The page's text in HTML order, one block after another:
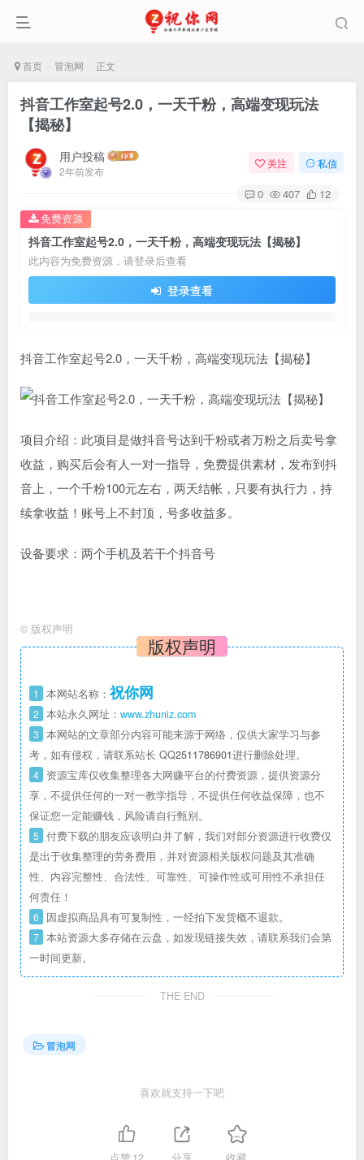
首页 冒泡网 正文
抖音工作室起号2.0，一天千粉，高端变现玩法
【揭秘】
用户投稿
2年前发布
关注 私信
0 407 12
抖音工作室起号2.0，一天千粉，高端变现玩法【揭秘】
此内容为免费资源，请登录后查看
登录查看
免费资源
抖音工作室起号2.0，一天千粉，高端变现玩法【揭秘】
项目介绍：此项目是做抖音号达到千粉或者万粉之后卖号拿
收益，购买后会有人一对一指导，免费提供素材，发布到抖
音上，一个千粉100元左右，两天结帐，只要有执行力，持
续拿收益！账号上不封顶，号多收益多。
设备要求：两个手机及若干个抖音号
© 版权声明
版权声明
1 本网站名称： 祝你网
2 本站永久网址： www.zhuniz.com
3 本网站的文章部分内容可能来源于网络，仅供大家学习与参
考，如有侵权，请联系站长 QQ2511786901进行删除处理。
4 资源宝库仅收集整理各大网赚平台的付费资源，提供资源分
享，不提供任何的一对一教学指导，不提供任何收益保障，也不
保证您一定能赚钱，风险请自行甄别。
5 付费下载的朋友应该明白并了解，我们对部分资源进行收费仅
是出于收集整理的劳务费用，并对资源相关版权问题及其准确
性、内容完整性、合法性、可靠性、可操作性或可用性不承担任
何责任！
6 因虚拟商品具有可复制性，一经拍下发货概不退款。
7 本站资源大多存储在云盘，如发现链接失效，请联系我们会第
一时间更新。
THE END
冒泡网
喜欢就支持一下吧